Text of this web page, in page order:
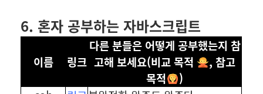
6. 혼자 공부하는 자바스크립트
이름 링크
다른 분들은 어떻게 공부했는지 참
고해 보세요(비교 목적
, 참고
목적
)